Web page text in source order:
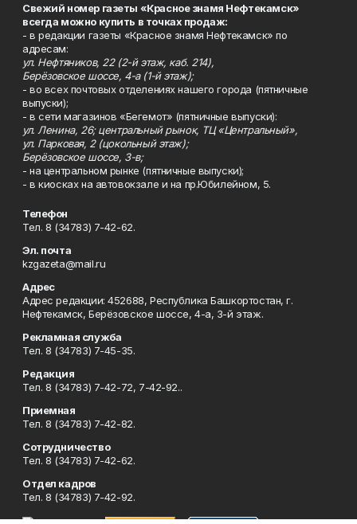
Свежий номер газеты «Красное знамя Нефтекамск»
всегда можно купить в точках продаж:
- в редакции газеты «Красное знамя Нефтекамск» по
адресам:
ул. Нефтяников, 22 (2-й этаж, каб. 214),
Берёзовское шоссе, 4-а (1-й этаж);
- во всех почтовых отделениях нашего города (пятничные
выпуски);
- в сети магазинов «Бегемот» (пятничные выпуски):
ул. Ленина, 26; центральный рынок, ТЦ «Центральный»,
ул. Парковая, 2 (цокольный этаж);
Берёзовское шоссе, 3-в;
- на центральном рынке (пятничные выпуски);
- в киосках на автовокзале и на пр.Юбилейном, 5.
Телефон
Тел. 8 (34783) 7-42-62.
Эл. почта
kzgazeta@mail.ru
Адрес
Адрес редакции: 452688, Республика Башкортостан, г.
Нефтекамск, Берёзовское шоссе, 4-а, 3-й этаж.
Рекламная служба
Тел. 8 (34783) 7-45-35.
Редакция
Тел. 8 (34783) 7-42-72, 7-42-92..
Приемная
Тел. 8 (34783) 7-42-82.
Сотрудничество
Тел. 8 (34783) 7-42-62.
Отдел кадров
Тел. 8 (34783) 7-42-92.